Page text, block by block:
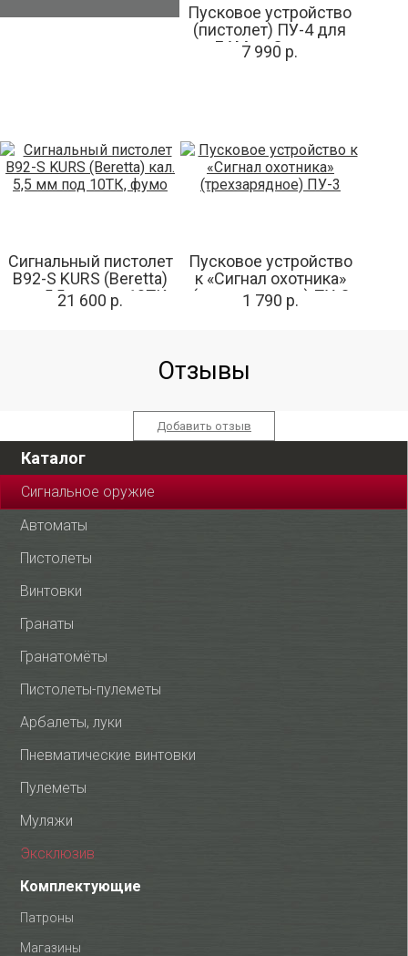
Пусковое устройство
(пистолет) ПУ-4 для
БАМ и «Сигнал
охотника»
7 990 р.
Сигнальный пистолет
B92-S KURS (Beretta)
кал. 5,5 мм под 10ТК,
21 600 р.
Пусковое устройство
к «Сигнал охотника»
(трехзарядное) ПУ-3
1 790 р.
Отзывы
Добавить отзыв
Каталог
Сигнальное оружие
Автоматы
Пистолеты
Винтовки
Гранаты
Гранатомёты
Пистолеты-пулеметы
Арбалеты, луки
Пневматические винтовки
Пулеметы
Муляжи
Эксклюзив
Комплектующие
Патроны
Магазины